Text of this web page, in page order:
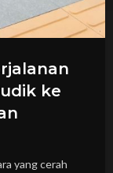
ke
yang cerah